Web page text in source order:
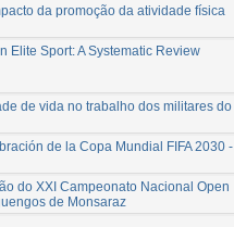
da promoção da atividade física
Elite Sport: A Systematic Review
de vida no trabalho dos militares do
de la Copa Mundial FIFA 2030 -
do XXI Campeonato Nacional Open
de Monsaraz